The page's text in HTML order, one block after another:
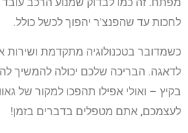
לחכות עד שהפנצ'ר יהפוך לכשל כולל.
כשמדובר בטכנולוגיה מתקדמת ושירות
לדאגה. הבריכה שלכם יכולה להמשיך
בקיץ – ואולי אפילו תהפכו למקור של
לעצמכם, אתם מטפלים בדברים בזמן!